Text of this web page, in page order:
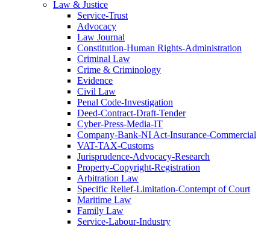
Law & Justice
Service-Trust
Advocacy
Law Journal
Constitution-Human Rights-Administration
Criminal Law
Crime & Criminology
Evidence
Civil Law
Penal Code-Investigation
Deed-Contract-Draft-Tender
Cyber-Press-Media-IT
Company-Bank-NI Act-Insurance-Commercial
VAT-TAX-Customs
Jurisprudence-Advocacy-Research
Property-Copyright-Registration
Arbitration Law
Specific Relief-Limitation-Contempt of Court
Maritime Law
Family Law
Service-Labour-Industry